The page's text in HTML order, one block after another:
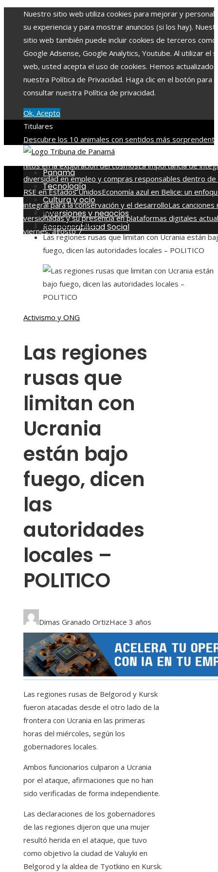
Nuestro sitio web utiliza cookies para mejorar y
su experiencia y para mostrar anuncios (si los hay).
sitio web también puede incluir cookies de terceros como
Google Adsense, Google Analytics, Youtube. Al utilizar el
web, usted acepta el uso de cookies. Hemos actualizado
nuestra Política de Privacidad. Haga clic en el botón para
consultar nuestra Política de privacidad.
Ok, Acepto
Titulares
Descubre los 10 animales con sentidos más
agudos del planetaLas 15 misiones espaciales que
hitos en la exploración del cosmosLa importancia de
diversidad en empleo y compras responsables dentro de
RSE en Estados UnidosEconomía azul en Belice: un
integral para la conservación y el desarrolloLas canciones
versionadas y su presencia en plataformas digitales
viernes, agosto 7
Panamá
Tecnología
Cultura y ocio
Inversiones y negocios
Responsabilidad Social
Inicio
Activismo y ONG
Las regiones rusas que limitan con Ucrania están
fuego, dicen las autoridades locales – POLITICO
Activismo y ONG
Las regiones
rusas que
limitan con
Ucrania
están bajo
fuego, dicen
las
autoridades
locales –
POLITICO
Dimas Granado OrtizHace 3 años
Las regiones rusas de Belgorod y Kursk
fueron atacadas desde el otro lado de la
frontera con Ucrania en las primeras
horas del miércoles, según los
gobernadores locales.
Ambos funcionarios culparon a Ucrania
por el ataque, afirmaciones que no han
sido verificadas de forma independiente.
Las declaraciones de los gobernadores
de las regiones dijeron que una mujer
resultó herida en el ataque, que tuvo
como objetivo la ciudad de Valuyki en
Belgorod y la aldea de Tyotkino en Kursk.